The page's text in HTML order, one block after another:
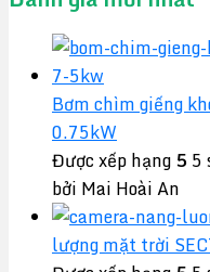
Bơm chìm giếng
0.75kW
Được xếp hạng5 5
bởi Mai Hoài An
lượng mặt trời